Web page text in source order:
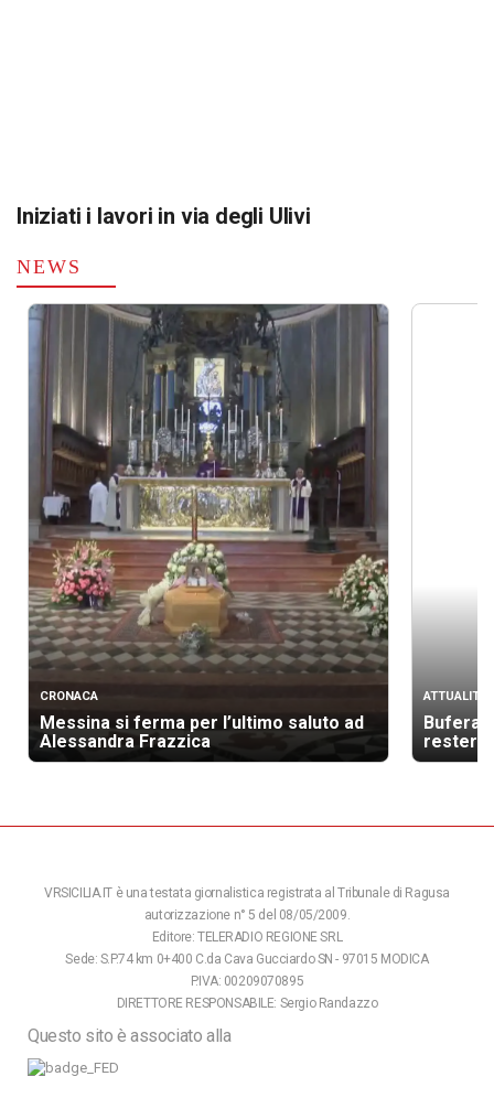
Iniziati i lavori in via degli Ulivi
NEWS
CRONACA
Messina si ferma per l’ultimo saluto ad
Alessandra Frazzica
ATTUALITÀ
Bufera
resterà
VRSICILIA.IT è una testata giornalistica registrata al Tribunale di Ragusa
autorizzazione n° 5 del 08/05/2009.
Editore: TELERADIO REGIONE SRL
Sede: S.P.74 km 0+400 C.da Cava Gucciardo SN - 97015 MODICA
P.IVA: 00209070895
DIRETTORE RESPONSABILE: Sergio Randazzo
Questo sito è associato alla